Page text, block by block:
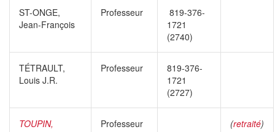
ST-ONGE,
Jean-François
Professeur
819-376-
1721
(2740)
TÉTRAULT,
Louis J.R.
Professeur
819-376-
1721
(2727)
TOUPIN,
Professeur
(retraité)